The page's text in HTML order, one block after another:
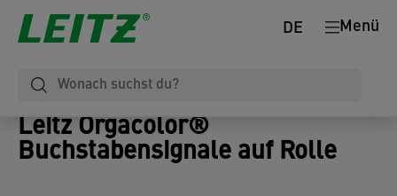
Menü
DE
Leitz Orgacolor®
Buchstabensignale auf Rolle